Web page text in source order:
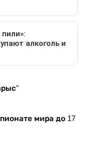
мира до 17